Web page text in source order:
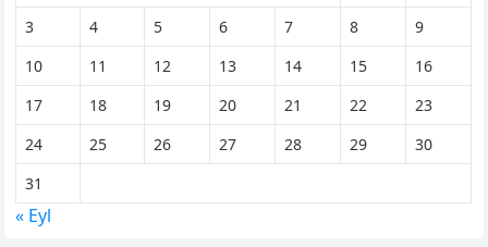
3
4 5 6 7 8
9
10
11 12 13 14 15
16
17
18 19 20 21 22
23
24
25 26 27 28 29
30
31
« Eyl